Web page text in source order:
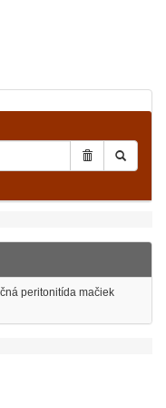
peritonitída mačiek